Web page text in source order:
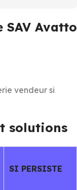
SAV Avatto
vendeur si
solutions
SI PERSISTE